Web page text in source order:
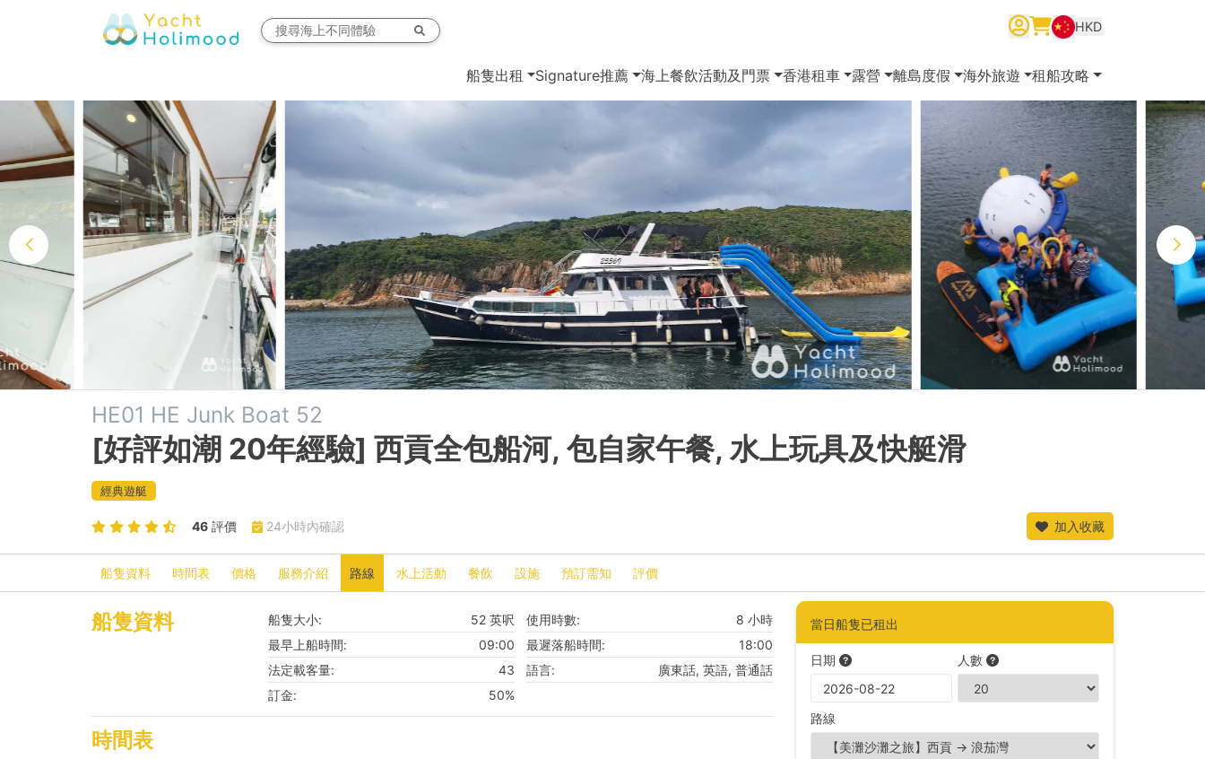
HKD
船隻出租 Signature推薦 海上餐飲活動及門票 香港租車 露營 離島度假 海外旅遊 租船攻略
HE01 HE Junk Boat 52
[好評如潮 20年經驗] 西貢全包船河, 包自家午餐, 水上玩具及快艇滑
經典遊艇
46評價 24小時內確認 加入收藏
船隻資料 時間表 價格 服務介紹 路線 水上活動 餐飲 設施 預訂需知 評價
船隻資料 船隻大小: 52 英呎 使用時數:
8 小時
最早上船時間:
09:00 最遲落船時間:
18:00
法定載客量:
43 語言:
廣東話, 英語, 普通話
訂金:
50%
時間表
當日船隻已租出
日期 人數
路線